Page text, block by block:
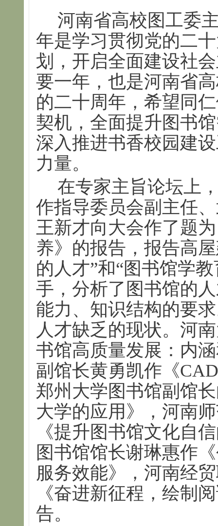
河南省高校图工委
年是学习贯彻党的二
划，开启全面建设社
要一年，也是河南省
的二十周年，希望同
契机，全面提升图书
深入推进书香校园建
力量。
在专家主旨论坛上
作指导委员会副主任
王新才向大会作了题
养》的报告，报告高
的人才”和“图书馆学
手，分析了图书馆的
能力、知识结构的要
人才缺乏的现状。河
书馆高质量发展：内
副馆长黄勇凯作《
郑州大学图书馆副馆
大学的应用》，河南
《提升图书馆文化自
图书馆馆长谢琳惠作
服务效能》，河南经
《奋进新征程，绘制
告。